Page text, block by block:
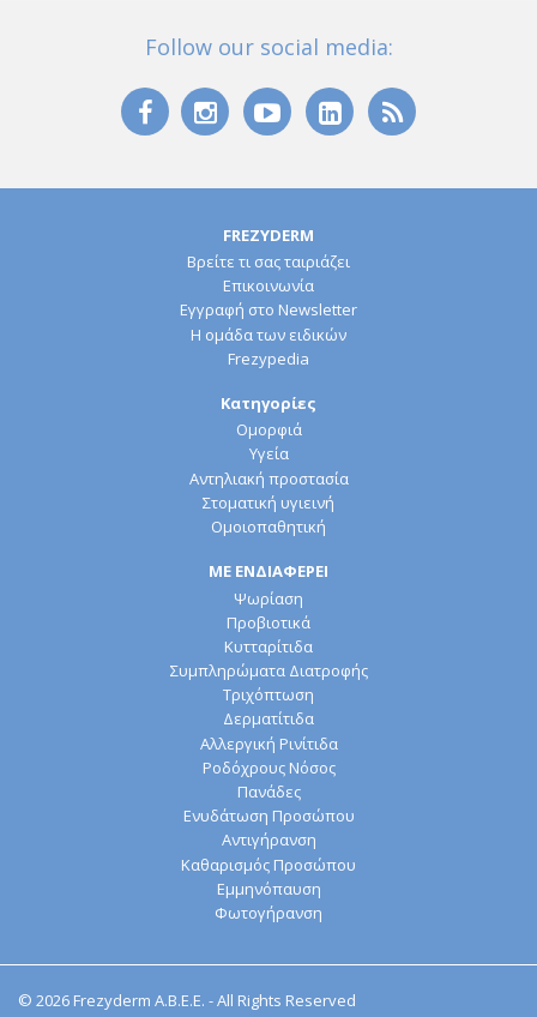
Follow our social media:
FREZYDERM
Βρείτε τι σας ταιριάζει
Επικοινωνία
Εγγραφή στο Newsletter
Η ομάδα των ειδικών
Frezypedia
Κατηγορίες
Ομορφιά
Υγεία
Αντηλιακή προστασία
Στοματική υγιεινή
Ομοιοπαθητική
ΜΕ ΕΝΔΙΑΦΕΡΕΙ
Ψωρίαση
Προβιοτικά
Κυτταρίτιδα
Συμπληρώματα Διατροφής
Τριχόπτωση
Δερματίτιδα
Αλλεργική Ρινίτιδα
Ροδόχρους Νόσος
Πανάδες
Ενυδάτωση Προσώπου
Αντιγήρανση
Καθαρισμός Προσώπου
Εμμηνόπαυση
Φωτογήρανση
© 2026 Frezyderm Α.Β.Ε.Ε. - All Rights Reserved